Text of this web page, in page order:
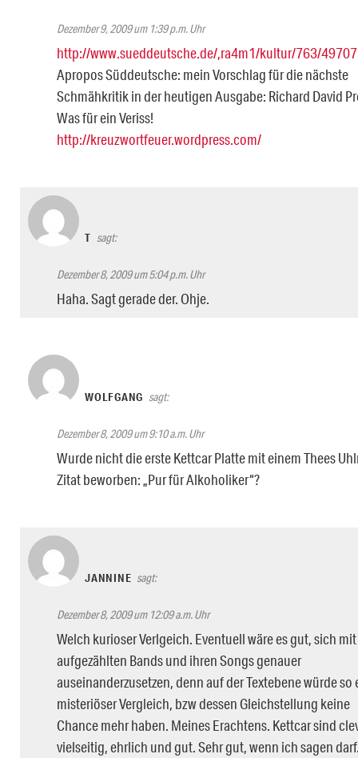
Dezember 9, 2009 um 1:39 p.m. Uhr
http://www.sueddeutsche.de/,ra4m1/kultur/763/
Apropos Süddeutsche: mein Vorschlag für die nächste
Schmähkritik in der heutigen Ausgabe: Richard David
Was für ein Veriss!
http://kreuzwortfeuer.wordpress.com/
T sagt:
Dezember 8, 2009 um 5:04 p.m. Uhr
Haha. Sagt gerade der. Ohje.
WOLFGANG sagt:
Dezember 8, 2009 um 9:10 a.m. Uhr
Wurde nicht die erste Kettcar Platte mit einem Thees
Zitat beworben: „Pur für Alkoholiker“?
JANNINE sagt:
Dezember 8, 2009 um 12:09 a.m. Uhr
Welch kurioser Verlgeich. Eventuell wäre es gut, sich
aufgezählten Bands und ihren Songs genauer
auseinanderzusetzen, denn auf der Textebene würde so
misteriöser Vergleich, bzw dessen Gleichstellung keine
Chance mehr haben. Meines Erachtens. Kettcar sind
vielseitig, ehrlich und gut. Sehr gut, wenn ich sagen